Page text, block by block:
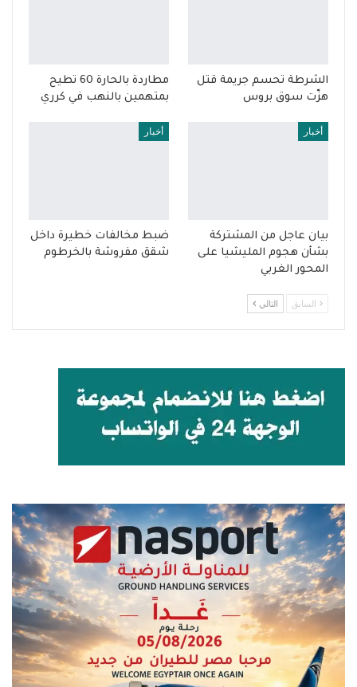
الشرطة تحسم جريمة قتل
هزّت سوق بروس
مطاردة بالحارة 60 تطيح
بمتهمين بالنهب في كرري
أخبار
بيان عاجل من المشتركة
بشأن هجوم المليشيا على
المحور الغربي
أخبار
ضبط مخالفات خطيرة داخل
شقق مفروشة بالخرطوم
السابق التالي